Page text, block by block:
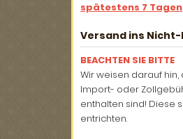
spätestens 7 Tagen
Versand ins Nicht-
BEACHTEN SIE BITTE
Wir weisen darauf
Import- oder
enthalten sind! Diese
entrichten.